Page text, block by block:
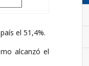
el 51,4%.
alcanzó el